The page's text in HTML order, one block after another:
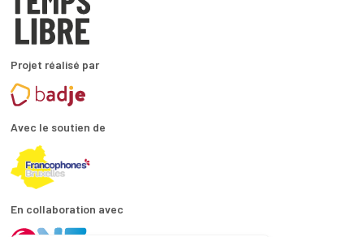
Projet réalisé par
Avec le soutien de
En collaboration avec